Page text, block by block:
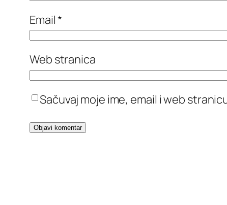
Email*
Web stranica
Sačuvaj moje ime, email i web